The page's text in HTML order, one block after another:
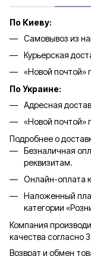
По Киеву:
Самовывоз из
Курьерская
«Новой почтой»
По Украине:
Адресная
«Новой почтой»
Подробнее о
Безналичная
реквизитам.
Онлайн-оплата
Наложенный
категории «
Компания
качества согласно
Возврат и обмен